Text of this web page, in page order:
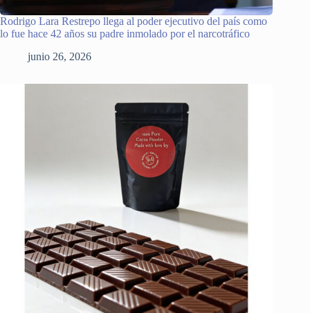
Rodrigo Lara Restrepo llega al poder ejecutivo del país como
lo fue hace 42 años su padre inmolado por el narcotráfico
junio 26, 2026